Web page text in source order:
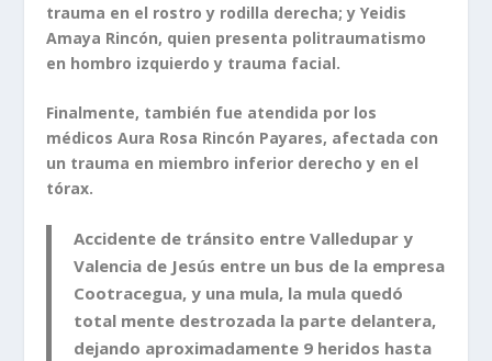
trauma en el rostro y rodilla derecha; y Yeidis
Amaya Rincón, quien presenta politraumatismo
en hombro izquierdo y trauma facial.
Finalmente, también fue atendida por los
médicos Aura Rosa Rincón Payares, afectada con
un trauma en miembro inferior derecho y en el
tórax.
Accidente de tránsito entre Valledupar y
Valencia de Jesús entre un bus de la empresa
Cootracegua, y una mula, la mula quedó
total mente destrozada la parte delantera,
dejando aproximadamente 9 heridos hasta